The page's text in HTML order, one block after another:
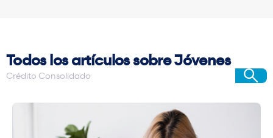
Todos los artículos sobre Jóvenes